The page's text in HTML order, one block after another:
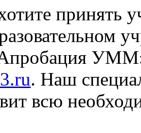
принять
. Наш
всю